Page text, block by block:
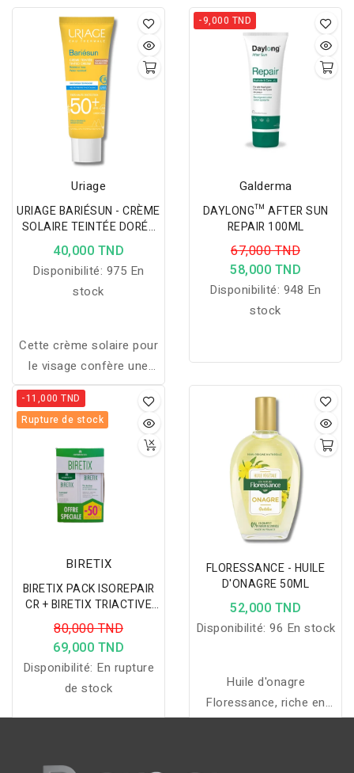
Uriage
URIAGE BARIÉSUN - CRÈME
SOLAIRE TEINTÉE DORÉE
SPF 50+ 50ML
40,000 TND
Disponibilité: 975 En
stock
Cette crème solaire pour
le visage confère une
protection optimale mais
avec un effet bonne mine
! Convient aux peaux
sensibles.
-9,000 TND
Galderma
DAYLONG™ AFTER SUN
REPAIR 100ML
67,000 TND
58,000 TND
Disponibilité: 948 En
stock
-11,000 TND
Rupture de stock
BIRETIX
BIRETIX PACK ISOREPAIR
CR + BIRETIX TRIACTIVE
-50%
80,000 TND
69,000 TND
Disponibilité: En rupture
de stock
FLORESSANCE - HUILE
D'ONAGRE 50ML
52,000 TND
Disponibilité: 96 En stock
Huile d'onagre
Floressance, riche en
oméga 6, aide à